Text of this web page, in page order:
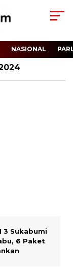
NASIONAL
3 Sukabumi
6 Paket